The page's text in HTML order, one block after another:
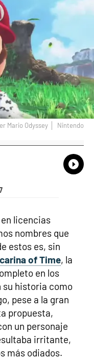
Mario Odyssey Nintendo
licencias
nombres que
estos es, sin
of Time, la
en los
su historia como
pese a la gran
propuesta,
un personaje
irritante,
más odiados.